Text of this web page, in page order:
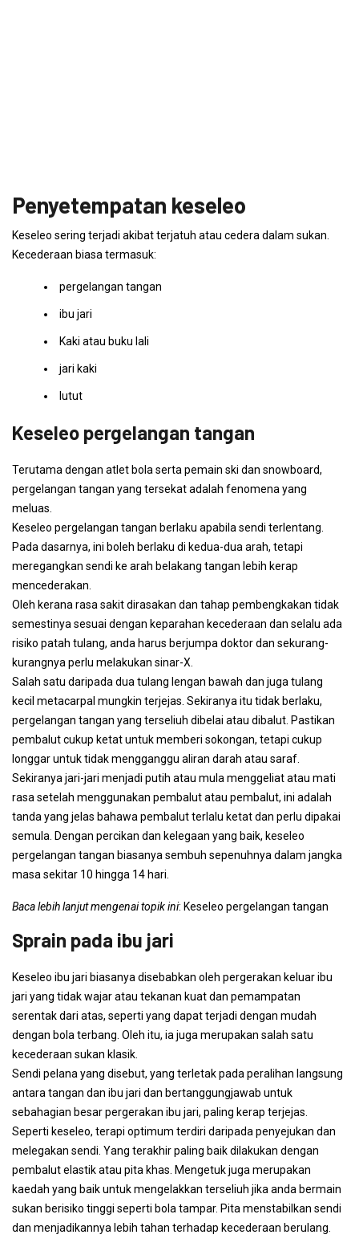
Penyetempatan keseleo
Keseleo sering terjadi akibat terjatuh atau cedera dalam sukan.
Kecederaan biasa termasuk:
pergelangan tangan
ibu jari
Kaki atau buku lali
jari kaki
lutut
Keseleo pergelangan tangan
Terutama dengan atlet bola serta pemain ski dan snowboard,
pergelangan tangan yang tersekat adalah fenomena yang
meluas.
Keseleo pergelangan tangan berlaku apabila sendi terlentang.
Pada dasarnya, ini boleh berlaku di kedua-dua arah, tetapi
meregangkan sendi ke arah belakang tangan lebih kerap
mencederakan.
Oleh kerana rasa sakit dirasakan dan tahap pembengkakan tidak
semestinya sesuai dengan keparahan kecederaan dan selalu ada
risiko patah tulang, anda harus berjumpa doktor dan sekurang-
kurangnya perlu melakukan sinar-X.
Salah satu daripada dua tulang lengan bawah dan juga tulang
kecil metacarpal mungkin terjejas. Sekiranya itu tidak berlaku,
pergelangan tangan yang terseliuh dibelai atau dibalut. Pastikan
pembalut cukup ketat untuk memberi sokongan, tetapi cukup
longgar untuk tidak mengganggu aliran darah atau saraf.
Sekiranya jari-jari menjadi putih atau mula menggeliat atau mati
rasa setelah menggunakan pembalut atau pembalut, ini adalah
tanda yang jelas bahawa pembalut terlalu ketat dan perlu dipakai
semula. Dengan percikan dan kelegaan yang baik, keseleo
pergelangan tangan biasanya sembuh sepenuhnya dalam jangka
masa sekitar 10 hingga 14 hari.
Baca lebih lanjut mengenai topik ini: Keseleo pergelangan tangan
Sprain pada ibu jari
Keseleo ibu jari biasanya disebabkan oleh pergerakan keluar ibu
jari yang tidak wajar atau tekanan kuat dan pemampatan
serentak dari atas, seperti yang dapat terjadi dengan mudah
dengan bola terbang. Oleh itu, ia juga merupakan salah satu
kecederaan sukan klasik.
Sendi pelana yang disebut, yang terletak pada peralihan langsung
antara tangan dan ibu jari dan bertanggungjawab untuk
sebahagian besar pergerakan ibu jari, paling kerap terjejas.
Seperti keseleo, terapi optimum terdiri daripada penyejukan dan
melegakan sendi. Yang terakhir paling baik dilakukan dengan
pembalut elastik atau pita khas. Mengetuk juga merupakan
kaedah yang baik untuk mengelakkan terseliuh jika anda bermain
sukan berisiko tinggi seperti bola tampar. Pita menstabilkan sendi
dan menjadikannya lebih tahan terhadap kecederaan berulang.